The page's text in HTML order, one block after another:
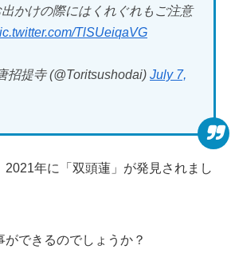
かけの際にはくれぐれもご注意
TlSUeiqaVG
招提寺 (@Toritsushodai) July 7,
2021年に「双頭蓮」が発見されまし
ができるのでしょうか？